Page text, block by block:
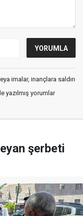
imalar, inançlara saldırı
yazılmış yorumlar
şerbeti